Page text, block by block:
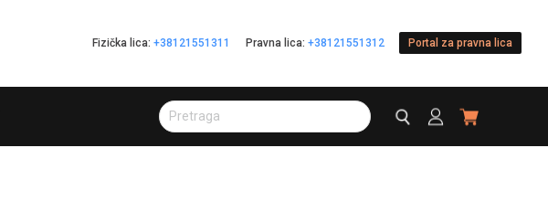
Fizička lica: +38121551311 Pravna lica: +38121551312 Portal za pravna lica